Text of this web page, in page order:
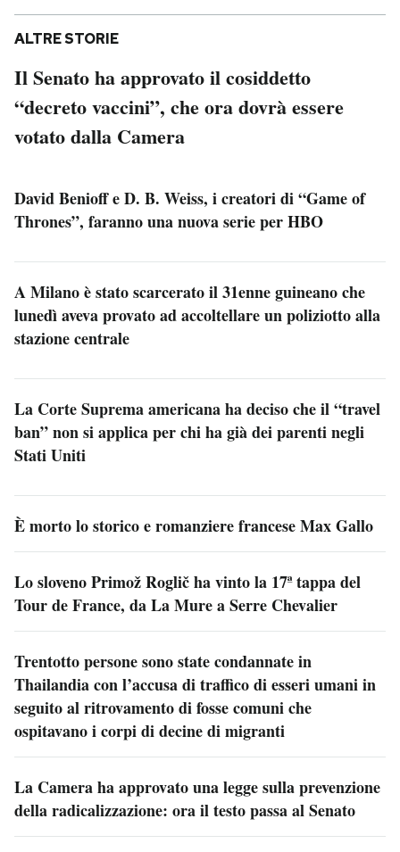
ALTRE STORIE
Il Senato ha approvato il cosiddetto
“decreto vaccini”, che ora dovrà essere
votato dalla Camera
David Benioff e D. B. Weiss, i creatori di “Game of
Thrones”, faranno una nuova serie per HBO
A Milano è stato scarcerato il 31enne guineano che
lunedì aveva provato ad accoltellare un poliziotto alla
stazione centrale
La Corte Suprema americana ha deciso che il “travel
ban” non si applica per chi ha già dei parenti negli
Stati Uniti
È morto lo storico e romanziere francese Max Gallo
Lo sloveno Primož Roglič ha vinto la 17ª tappa del
Tour de France, da La Mure a Serre Chevalier
Trentotto persone sono state condannate in
Thailandia con l’accusa di traffico di esseri umani in
seguito al ritrovamento di fosse comuni che
ospitavano i corpi di decine di migranti
La Camera ha approvato una legge sulla prevenzione
della radicalizzazione: ora il testo passa al Senato